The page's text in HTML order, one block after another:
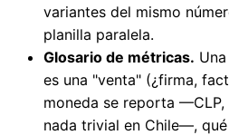
variantes del mismo
planilla paralela.
Glosario de métricas.
es una "venta" (¿firma,
moneda se reporta —CLP,
nada trivial en Chile—,